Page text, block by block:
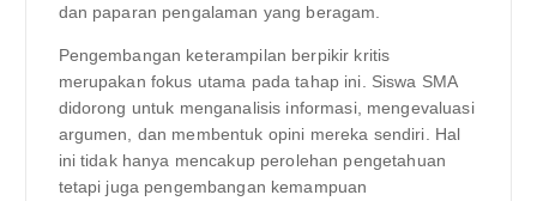
dan paparan pengalaman yang beragam.
Pengembangan keterampilan berpikir kritis
merupakan fokus utama pada tahap ini. Siswa SMA
didorong untuk menganalisis informasi, mengevaluasi
argumen, dan membentuk opini mereka sendiri. Hal
ini tidak hanya mencakup perolehan pengetahuan
tetapi juga pengembangan kemampuan